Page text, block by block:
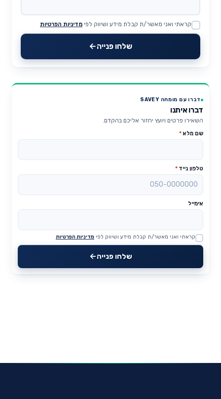
Website
קראתי ואני מאשר/ת קבלת מידע ושיווק לפי מדיניות הפרטיות
שלחו פנייה
דברו עם מומחה SAVEY
דברו איתנו
השאירו פרטים ויועץ יחזור אליכם בהקדם.
שם מלא*
טלפון נייד *
אימייל
Website
קראתי ואני מאשר/ת קבלת מידע ושיווק לפי מדיניות הפרטיות
שלחו פנייה